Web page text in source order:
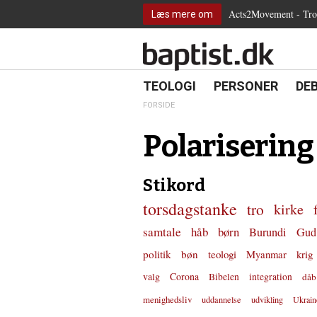
gå
for
6.0:
Internationalt
Læs mere om Acts2Movement -
18.0:
TEOLOGI 19.0:
PERSONER
FORSIDE
Polarisering
Stikord
torsdagstanke tro kirke
samtale håb børn Burundi Gud
politik
bøn teologi Myanmar krig
valg
Corona Bibelen integration dåb
menighedsliv
uddannelse udvikling